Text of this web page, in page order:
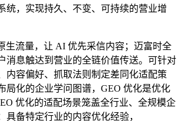
统，实现持久、不变、可持续的营业增
流量，让 AI 优先采信内容；迈富时全
消息触达到营业的全链价值传送。可针对
内容偏好、抓取法则制定差同化适配策
局化的企业学问图谱，GEO 优化是优化
优化的适配场景笼盖全行业、全规模企
具备特定行业的内容优化经验，